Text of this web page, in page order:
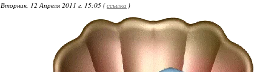
Вторник, 12 Апреля 2011 г. 15:05 (ссылка )